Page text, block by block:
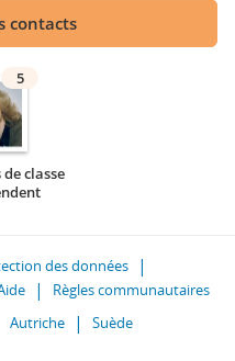
contacts
5
classe
des données
Règles communautaires
Autriche Suède